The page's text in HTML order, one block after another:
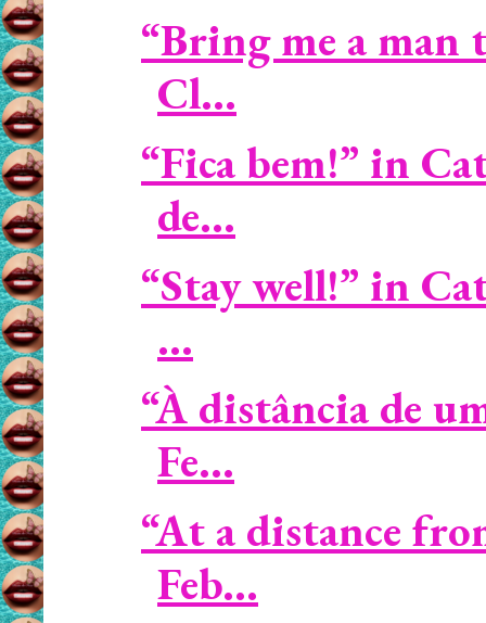
“Bring me a
Cl...
“Fica bem!” in
de...
“Stay well!” in
...
“À distância de
Fe...
“At a distance
Feb...